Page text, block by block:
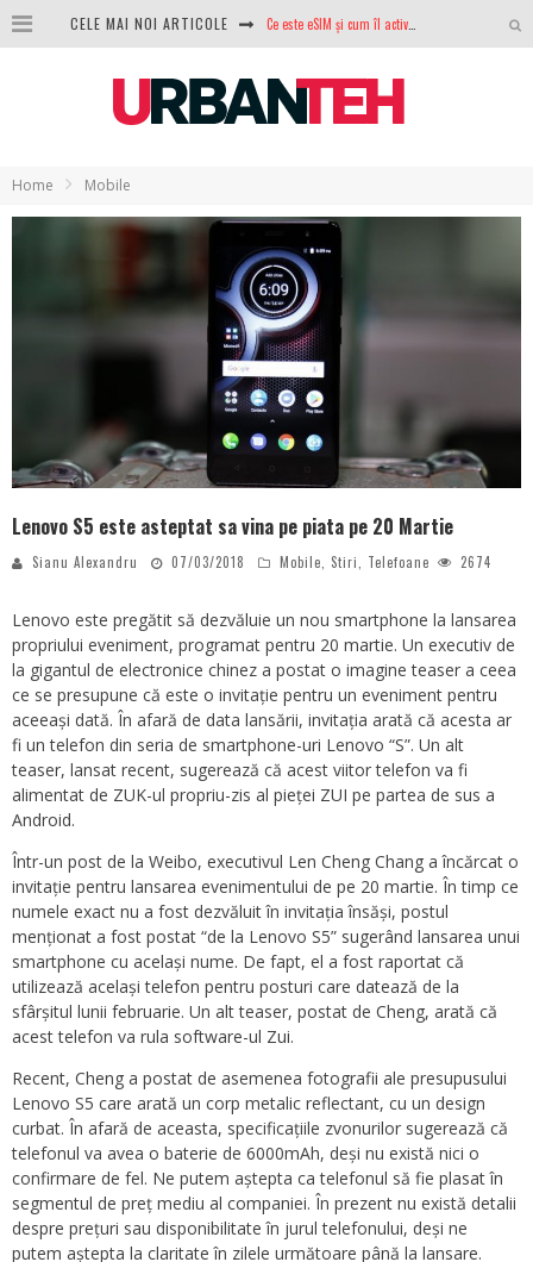
CELE MAI NOI ARTICOLE
100 GB de internet mobil gratuit de la Orange. Fără contract, fără acte și fără obligații
Home Mobile
Lenovo S5 este asteptat sa vina pe piata pe 20 Martie
Sianu Alexandru 07/03/2018 Mobile, Stiri, Telefoane 2674
Lenovo este pregătit să dezvăluie un nou smartphone la lansarea
propriului eveniment, programat pentru 20 martie. Un executiv de
la gigantul de electronice chinez a postat o imagine teaser a ceea
ce se presupune că este o invitație pentru un eveniment pentru
aceeași dată. În afară de data lansării, invitația arată că acesta ar
fi un telefon din seria de smartphone-uri Lenovo “S”. Un alt
teaser, lansat recent, sugerează că acest viitor telefon va fi
alimentat de ZUK-ul propriu-zis al pieței ZUI pe partea de sus a
Android.
Într-un post de la Weibo, executivul Len Cheng Chang a încărcat o
invitație pentru lansarea evenimentului de pe 20 martie. În timp ce
numele exact nu a fost dezvăluit în invitația însăși, postul
menționat a fost postat “de la Lenovo S5” sugerând lansarea unui
smartphone cu același nume. De fapt, el a fost raportat că
utilizează același telefon pentru posturi care datează de la
sfârșitul lunii februarie. Un alt teaser, postat de Cheng, arată că
acest telefon va rula software-ul Zui.
Recent, Cheng a postat de asemenea fotografii ale presupusului
Lenovo S5 care arată un corp metalic reflectant, cu un design
curbat. În afară de aceasta, specificațiile zvonurilor sugerează că
telefonul va avea o baterie de 6000mAh, deși nu există nici o
confirmare de fel. Ne putem aștepta ca telefonul să fie plasat în
segmentul de preț mediu al companiei. În prezent nu există detalii
despre prețuri sau disponibilitate în jurul telefonului, deși ne
putem aștepta la claritate în zilele următoare până la lansare.